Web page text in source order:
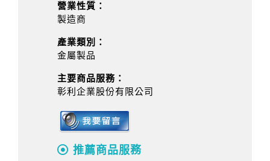
營業性質：
製造商
產業類別：
金屬製品
主要商品服務：
彰利企業股份有限公司
推薦商品服務